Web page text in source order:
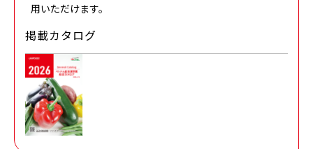
用いただけます。
掲載カタログ